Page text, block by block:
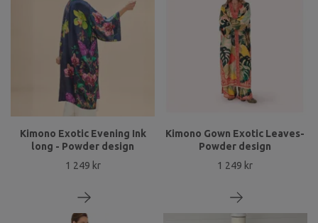
Kimono Exotic Evening Ink
long - Powder design
1 249 kr
Kimono Gown Exotic Leaves-
Powder design
1 249 kr